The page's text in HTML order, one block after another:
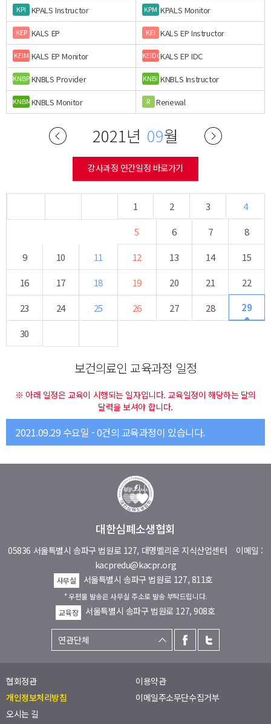
KPI KPALS Instructor KPM KPALS Monitor
KEP KALS EP KEI KALS EP Instructor
KEIM KALS EP Monitor KEIDCKALS EP IDC
KNBPKNBLS Provider KNBI KNBLS Instructor
KNBMKNBLS Monitor R Renewal
2021년 09월
강사과정 연간일정 바로가기
1 2 3
4
5
6 7
8
9
10 11 12 13 14
15
16
17 18 19 20 21
22
23
24 25 26 27 28 29
30
보건의료인 교육과정 일정
※ 아래 일정은 교육이 시행되는 일자입니다. 교육일정이 해당하는 달의
달력을 보셔야 합니다.
2021.09.29 수요일 - 0건의 교육과정이 있습니다.
대한심폐소생협회
05836 서울특별시 송파구 법원로 127, 대명벨리온 지식산업센터 이메일 :
kacpredu@kacpr.org
사무실 서울특별시 송파구 법원로 127, 811호
* 우편물 발송은 사무실 주소로 발송 부탁드립니다.
교육장
서울특별시 송파구 법원로 127, 908호
협회정관
이용약관
개인정보처리방침
이메일주소무단수집거부
오시는 길